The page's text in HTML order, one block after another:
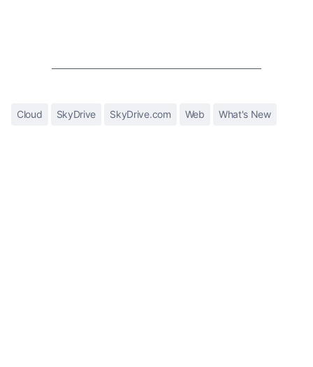
Cloud SkyDrive SkyDrive.com Web What's New